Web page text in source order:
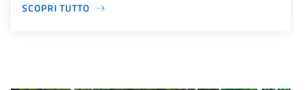
SCOPRI TUTTO